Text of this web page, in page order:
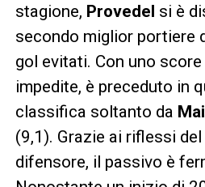
stagione, Provedel si è
secondo miglior portiere
gol evitati. Con uno
impedite, è preceduto in
classifica soltanto da
(9,1). Grazie ai riflessi
difensore, il passivo è